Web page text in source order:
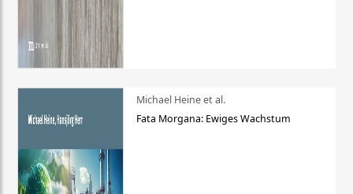
Michael Heine et al.
Fata Morgana: Ewiges Wachstum